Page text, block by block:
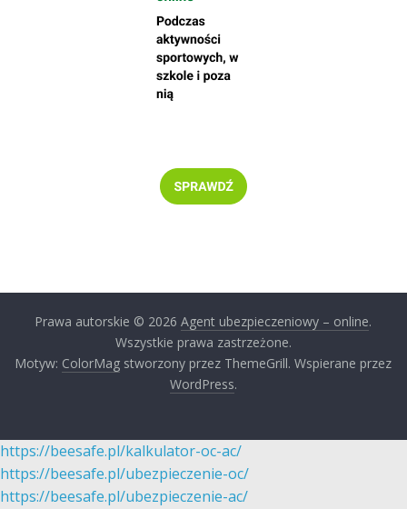
Prawa autorskie © 2026Agent ubezpieczeniowy – online.
Wszystkie prawa zastrzeżone.
Motyw: ColorMag stworzony przez ThemeGrill. Wspierane przez
WordPress.
https://beesafe.pl/kalkulator-oc-ac/
https://beesafe.pl/ubezpieczenie-oc/
https://beesafe.pl/ubezpieczenie-ac/